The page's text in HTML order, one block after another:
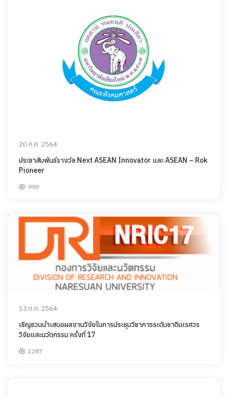
20 ก.ค. 2564
ประชาสัมพันธ์รางวัล Next ASEAN Innovator และ ASEAN – Rok
Pioneer
999
13 ก.ค. 2564
เชิญชวนนำเสนอผลงานวิจัยในการประชุมวิชาการระดับชาตินเรศวร
วิจัยและนวัตกรรม ครั้งที่ 17
1287